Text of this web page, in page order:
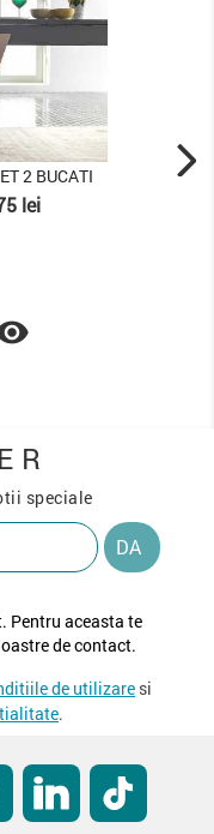
SCAUN
speciale
Pentru aceasta te
de contact.
de utilizare si
.
InstagramLinkedIn